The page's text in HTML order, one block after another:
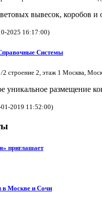
вывесок, коробов
2025 16:17:00)
Системы
строение 2, этаж 1 Москва,
уникальное размещение
01-2019 11:52:00)
приглашает
в Москве и Сочи